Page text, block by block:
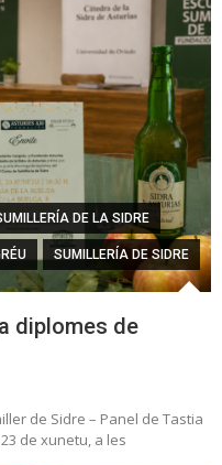
DE LA SIDRE
SUMILLERÍA DE SIDRE
diplomes de
de Sidre – Panel de Tastia
de xunetu, a les